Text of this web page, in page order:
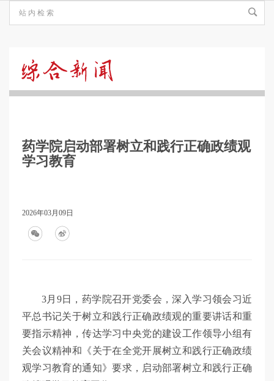
新
药学院启动部署树立和践行正确政绩观
学习教育
2026年03月09日
3月9日，药学院召开党委会，深入学习领会习近
平总书记关于树立和践行正确政绩观的重要讲话和重
要指示精神，传达学习中央党的建设工作领导小组有
关会议精神和《关于在全党开展树立和践行正确政绩
观学习教育的通知》要求，启动部署树立和践行正确